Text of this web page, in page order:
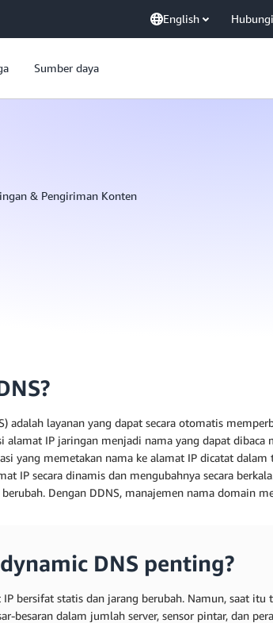
English
Sumber daya
& Pengiriman Konten
adalah layanan yang dapat secara otomatis
alamat IP jaringan menjadi nama yang dapat dibaca
yang memetakan nama ke alamat IP dicatat
IP secara dinamis dan mengubahnya secara
Dengan DDNS, manajemen nama domain
DNS penting?
bersifat statis dan jarang berubah. Namun, saat
besaran dalam jumlah server, sensor pintar, dan